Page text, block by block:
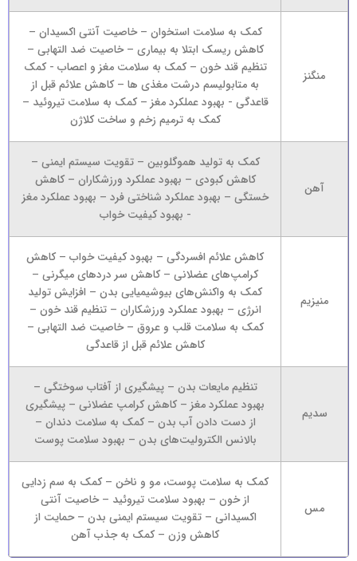
منگنز
کمک به سلامت استخوان – خاصیت آنتی اکسیدان –
کاهش ریسک ابتلا به بیماری – خاصیت ضد التهابی –
تنظیم قند خون – کمک به سلامت مغز و اعصاب - کمک
به متابولیسم درشت مغذی ها – کاهش علائم قبل از
قاعدگی - بهبود عملکرد مغز – کمک به سلامت تیروئید –
کمک به ترمیم زخم و ساخت کلاژن
آهن
کمک به تولید هموگلوبین – تقویت سیستم ایمنی –
کاهش کبودی – بهبود عملکرد ورزشکاران – کاهش
خستگی – بهبود عملکرد شناختی فرد – بهبود عملکرد مغز
- بهبود کیفیت خواب
منیزیم
کاهش علائم افسردگی – بهبود کیفیت خواب – کاهش
کرامپ‌های عضلانی – کاهش سر درد‌های میگرنی –
کمک به واکنش‌های بیوشیمیایی بدن – افزایش تولید
انرژی – بهبود عملکرد ورزشکاران – تنظیم قند خون –
کمک به سلامت قلب و عروق – خاصیت ضد التهابی –
کاهش علائم قبل از قاعدگی
سدیم
تنظیم مایعات بدن – پیشگیری از آفتاب سوختگی –
بهبود عملکرد مغز – کاهش کرامپ عضلانی – پیشگیری
از دست دادن آب بدن – کمک به سلامت دندان –
بالانس الکترولیت‌های بدن – بهبود سلامت پوست
مس
کمک به سلامت پوست، مو و ناخن – کمک به سم زدایی
از خون – بهبود سلامت تیروئید – خاصیت آنتی
اکسیدانی – تقویت سیستم ایمنی بدن – حمایت از
کاهش وزن – کمک به جذب آهن